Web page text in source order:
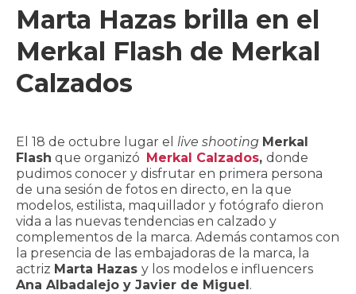
CONTACTO
Marta Hazas brilla en el
Merkal Flash de Merkal
Calzados
El 18 de octubre lugar el live shooting Merkal
Flash que organizó Merkal Calzados, donde
pudimos conocer y disfrutar en primera persona
de una sesión de fotos en directo, en la que
modelos, estilista, maquillador y fotógrafo dieron
vida a las nuevas tendencias en calzado y
complementos de la marca. Además contamos con
la presencia de las embajadoras de la marca, la
actriz Marta Hazas y los modelos e influencers
Ana Albadalejo y Javier de Miguel .